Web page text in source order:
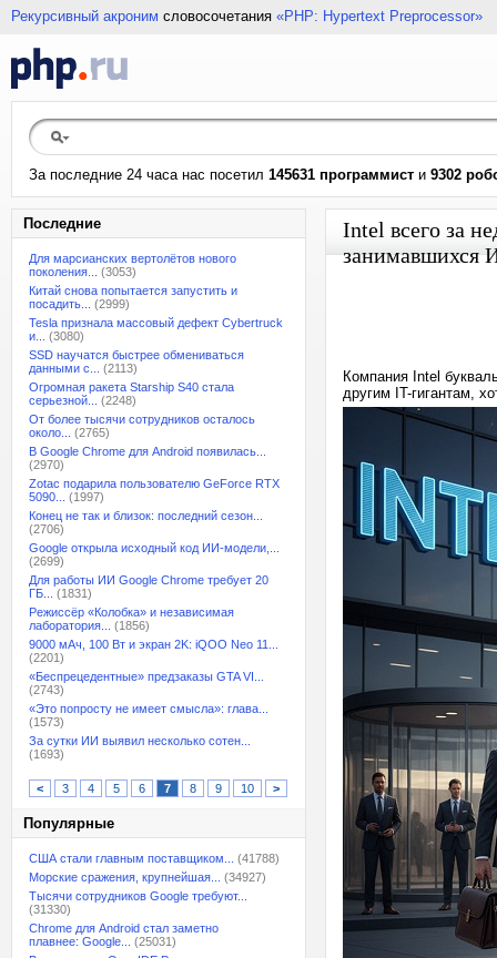
Рекурсивный акроним словосочетания «PHP: Hypertext Preprocessor»
За последние 24 часа нас посетил 145631 программист и 9302
Последние
Для марсианских вертолётов нового
поколения...
(3053)
Китай снова попытается запустить и
посадить...
(2999)
Tesla признала массовый дефект Cybertruck
и...
(3080)
SSD научатся быстрее обмениваться
данными с...
(2113)
Огромная ракета Starship S40 стала
серьезной...
(2248)
От более тысячи сотрудников осталось
около...
(2765)
В Google Chrome для Android появилась...
(2970)
Zotac подарила пользователю GeForce RTX
5090...
(1997)
Конец не так и близок: последний сезон...
(2706)
Google открыла исходный код ИИ-модели,...
(2699)
Для работы ИИ Google Chrome требует 20
ГБ...
(1831)
Режиссёр «Колобка» и независимая
лаборатория...
(1856)
9000 мАч, 100 Вт и экран 2K: iQOO Neo 11...
(2201)
«Беспрецедентные» предзаказы GTA VI...
(2743)
«Это попросту не имеет смысла»: глава...
(1573)
За сутки ИИ выявил несколько сотен...
(1693)
< 3 4 5 6 7 8 9 10 >
Популярные
США стали главным поставщиком...
(41788)
Морские сражения, крупнейшая...
(34927)
Тысячи сотрудников Google требуют...
(31330)
Chrome для Android стал заметно
плавнее: Google...
(25031)
Intel всего за
занимавшихся
Компания Intel
другим IT-гигантам,